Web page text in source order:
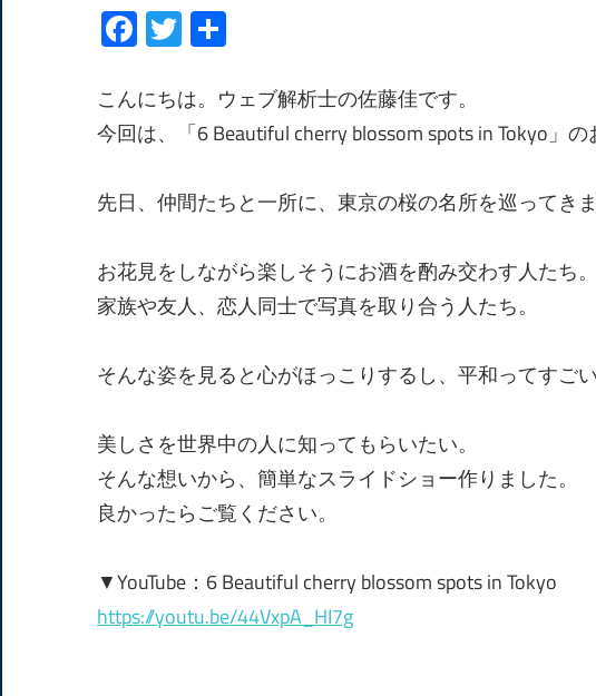
Facebook
Twitter
こんにちは。ウェブ解析士の佐藤佳です。
今回は、「6 Beautiful cherry blossom spots in Tokyo」の
先日、仲間たちと一所に、東京の桜の名所を巡ってきま
お花見をしながら楽しそうにお酒を酌み交わす人たち。
家族や友人、恋人同士で写真を取り合う人たち。
そんな姿を見ると心がほっこりするし、平和ってすご
美しさを世界中の人に知ってもらいたい。
そんな想いから、簡単なスライドショー作りました。
良かったらご覧ください。
▼YouTube：6 Beautiful cherry blossom spots in Tokyo
https://youtu.be/44VxpA_HI7g